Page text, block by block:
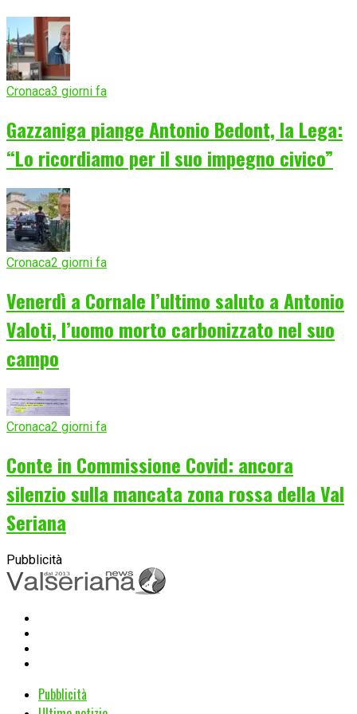
Cronaca3 giorni fa
Gazzaniga piange Antonio Bedont, la Lega:
“Lo ricordiamo per il suo impegno civico”
Cronaca2 giorni fa
Venerdì a Cornale l’ultimo saluto a Antonio
Valoti, l’uomo morto carbonizzato nel suo
campo
Cronaca2 giorni fa
Conte in Commissione Covid: ancora
silenzio sulla mancata zona rossa della Val
Seriana
Pubblicità
Pubblicità